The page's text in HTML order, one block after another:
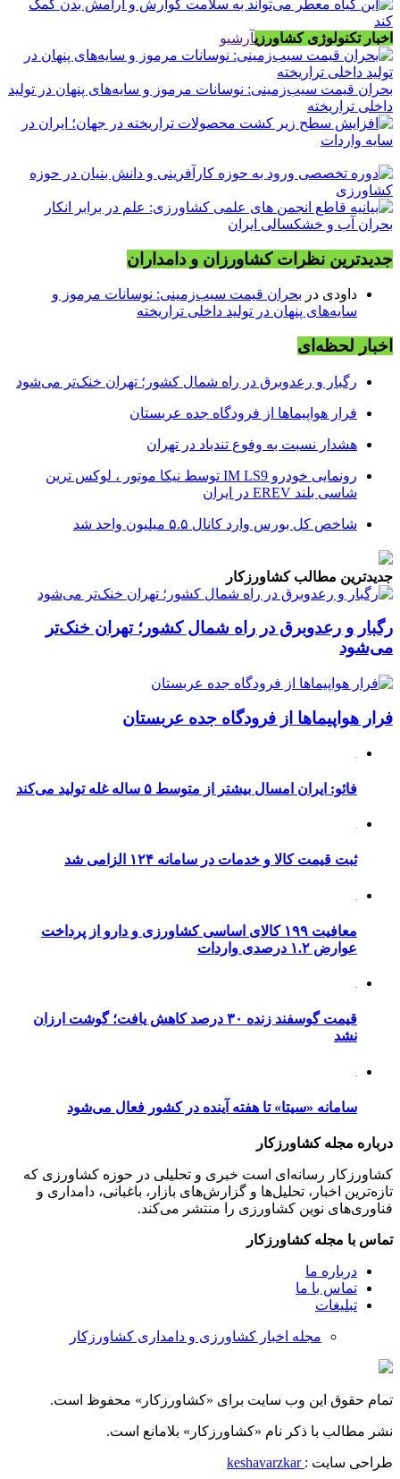
اخبار تکنولوژی کشاورزیآرشیو
بحران قیمت سیب‌زمینی: نوسانات مرموز و سایه‌های پنهان در تولید
داخلی تراریخته
جدیدترین نظرات کشاورزان و دامداران
داودی در بحران قیمت سیب‌زمینی: نوسانات مرموز و
سایه‌های پنهان در تولید داخلی تراریخته
اخبار لحظه‌ای
رگبار و رعدوبرق در راه شمال کشور؛ تهران خنک‌تر می‌شود
فرار هواپیماها از فرودگاه جده عربستان
هشدار نسبت به وفوع تندباد در تهران
رونمایی خودرو IM LS9 توسط نیکا موتور ، لوکس ترین
شاسی بلند EREV در ایران
شاخص کل بورس وارد کانال ۵.۵ میلیون واحد شد
جدیدترین مطالب کشاورزکار
رگبار و رعدوبرق در راه شمال کشور؛ تهران خنک‌تر
می‌شود
فرار هواپیماها از فرودگاه جده عربستان
فائو: ایران امسال بیشتر از متوسط ۵ ساله غله تولید می‌کند
ثبت قیمت کالا و خدمات در سامانه ۱۲۴ الزامی شد
معافیت ۱۹۹ کالای اساسی کشاورزی و دارو از پرداخت
عوارض ۱.۲ درصدی واردات
قیمت گوسفند زنده ۳۰ درصد کاهش یافت؛ گوشت ارزان
نشد
سامانه «سیتا» تا هفته آینده در کشور فعال می‌شود
درباره مجله کشاورزکار
کشاورزکار رسانه‌ای است خبری و تحلیلی در حوزه کشاورزی که
تازه‌ترین اخبار، تحلیل‌ها و گزارش‌های بازار، باغبانی، دامداری و
فناوری‌های نوین کشاورزی را منتشر می‌کند.
تماس با مجله کشاورزکار
درباره ما
تماس با ما
تبلیغات
مجله اخبار کشاورزی و دامداری کشاورزکار
تمام حقوق این وب سایت برای «کشاورزکار» محفوظ است.
نشر مطالب با ذکر نام «کشاورزکار» بلامانع است.
طراحی سایت : keshavarzkar